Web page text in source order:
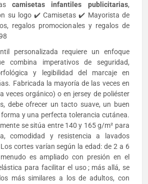
camisetas infantiles publicitarias,
su logo ✔️ Camisetas ✔️ Mayorista de
regalos promocionales y regalos de
personalizada requiere un enfoque
combina imperativos de seguridad,
y legibilidad del marcaje en
Fabricada la mayoría de las veces en
veces orgánico) o en jersey de poliéster
debe ofrecer un tacto suave, un buen
y una perfecta tolerancia cutánea.
se sitúa entre 140 y 165 g/m² para
comodidad y resistencia a lavados
cortes varían según la edad: de 2 a 6
es ampliado con presión en el
para facilitar el uso ; más allá, se
más similares a los de adultos, con